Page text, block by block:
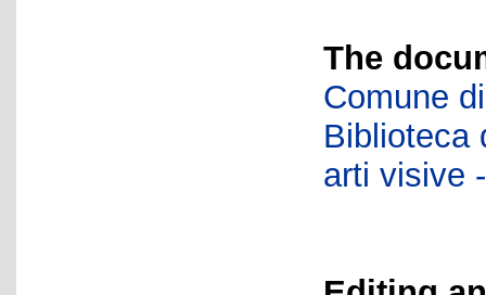
The
Comune
Biblioteca
arti visive